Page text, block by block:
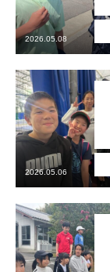
2026.05.08
2026.05.06